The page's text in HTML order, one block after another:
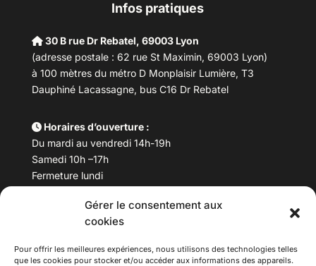
Gérer le consentement aux
cookies
Pour offrir les meilleures expériences, nous utilisons des technologies telles
que les cookies pour stocker et/ou accéder aux informations des appareils.
Infos pratiques
30 B rue Dr Rebatel, 69003 Lyon
(adresse postale : 62 rue St Maximin, 69003 Lyon)
à 100 mètres du métro D Monplaisir Lumière, T3
Dauphiné Lacassagne, bus C16 Dr Rebatel
Horaires d’ouverture :
Du mardi au vendredi 14h-19h
Samedi 10h –17h
Fermeture lundi
Téléphone : 04 78 53 06 40
maisondesculturesasiatiques@asiexpo.com